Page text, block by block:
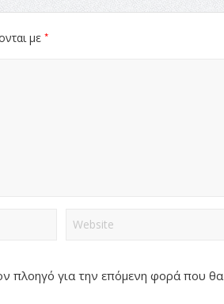
με *
πλοηγό για την επόμενη φορά που θα